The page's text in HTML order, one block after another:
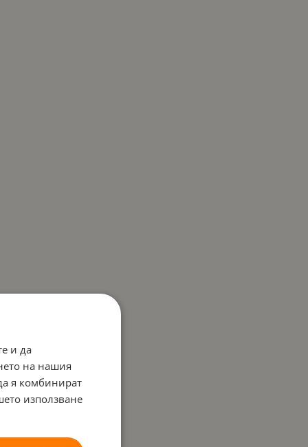
и да
на нашия
я комбинират
използване